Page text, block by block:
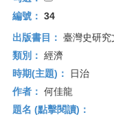
編號： 34
出版書目： 臺灣史研
類別： 經濟
時期(主題)：
日治
作者： 何佳龍
題名 (點擊閱讀)：